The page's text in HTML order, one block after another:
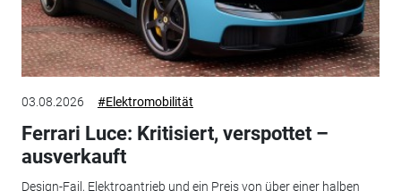
03.08.2026 #Elektromobilität
Ferrari Luce: Kritisiert, verspottet –
ausverkauft
Design-Fail, Elektroantrieb und ein Preis von über einer halben